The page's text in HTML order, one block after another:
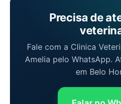
Precisa de
Fale com a Clinica
Amelia pelo WhatsApp.
em Belo